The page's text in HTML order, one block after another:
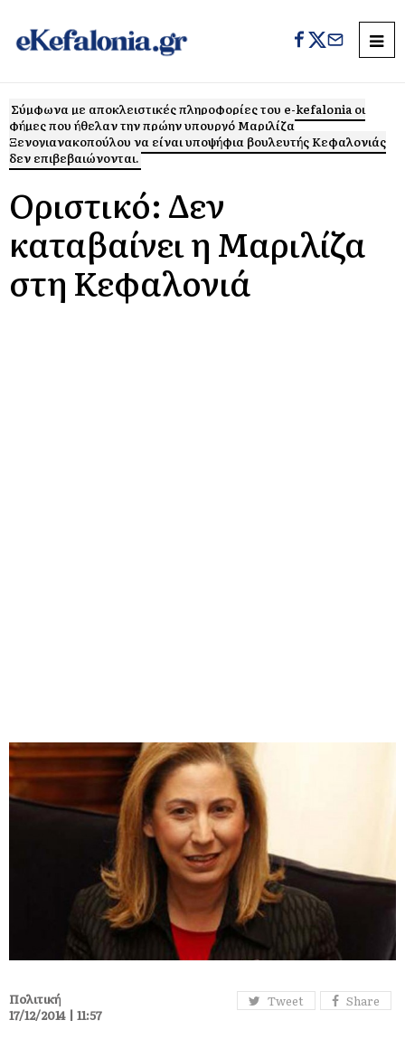
Σύμφωνα με αποκλειστικές πληροφορίες του e-kefalonia οι
φήμες που ήθελαν την πρώην υπουργό Μαριλίζα
Ξενογιανακοπούλου να είναι υποψήφια βουλευτής Κεφαλονιάς
δεν επιβεβαιώνονται.
Οριστικό: Δεν
καταβαίνει η Μαριλίζα
στη Κεφαλονιά
Tweet Share
Πολιτική
17/12/2014 | 11:57